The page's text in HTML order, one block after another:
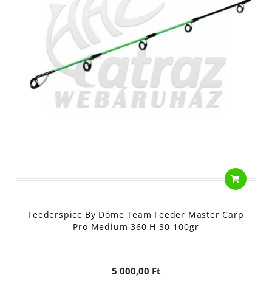
Feederspicc By Döme Team Feeder Master Carp
Pro Medium 360 H 30-100gr
5 000,00 Ft